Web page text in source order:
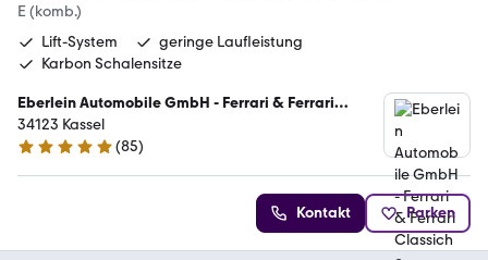
E (komb.)
Lift-System
geringe Laufleistung
Karbon Schalensitze
Eberlein Automobile GmbH - Ferrari & Ferrari
Classiche Vertragspartner
34123 Kassel
5 Sterne
(85)
Kontakt Parken